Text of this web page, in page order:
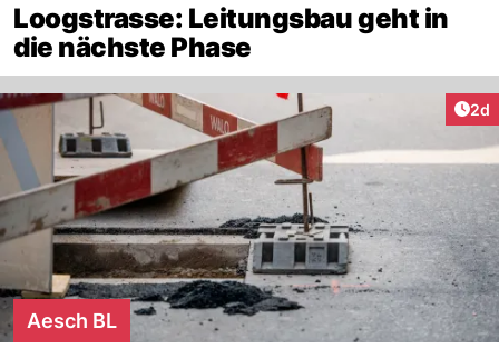
Loogstrasse: Leitungsbau geht in
die nächste Phase
2d
Aesch BL